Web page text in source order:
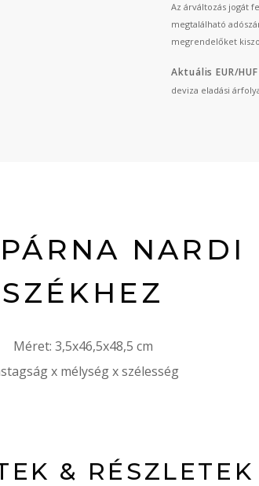
Az árváltozás jogát
megtalálható
megrendelőket
Aktuális EUR/
deviza eladási
NARDI
SZÉKHEZ
Méret: 3,5x46,5x48,5 cm
x mélység x szélesség
& RÉSZLETEK